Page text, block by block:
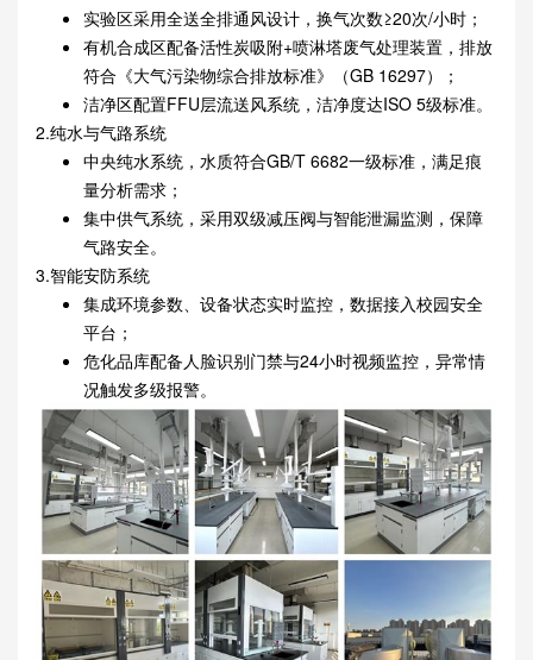
实验区采用全送全排通风设计，换气次数≥20次/小时；
有机合成区配备活性炭吸附+喷淋塔废气处理装置，排放
符合《大气污染物综合排放标准》（GB 16297）；
洁净区配置FFU层流送风系统，洁净度达ISO 5级标准。
2.纯水与气路系统
中央纯水系统，水质符合GB/T 6682一级标准，满足痕
量分析需求；
集中供气系统，采用双级减压阀与智能泄漏监测，保障
气路安全。
3.智能安防系统
集成环境参数、设备状态实时监控，数据接入校园安全
平台；
危化品库配备人脸识别门禁与24小时视频监控，异常情
况触发多级报警。